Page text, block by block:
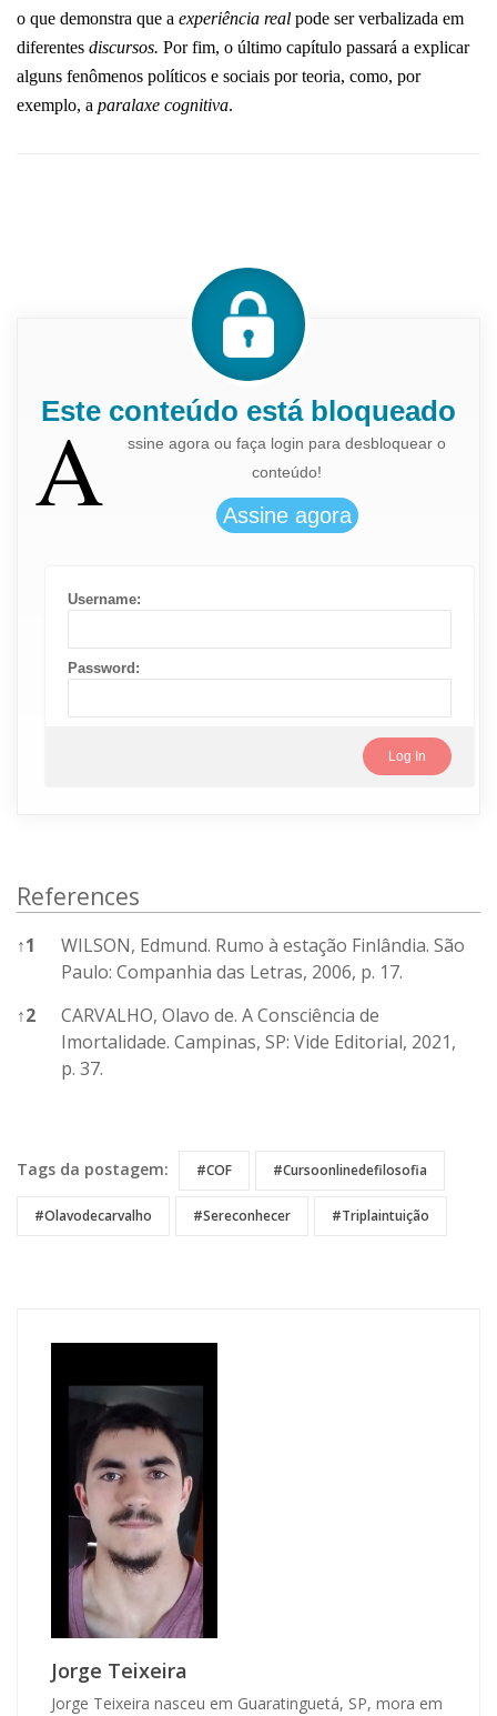
o que demonstra que a experiência real pode ser verbalizada em
diferentes discursos. Por fim, o último capítulo passará a explicar
alguns fenômenos políticos e sociais por teoria, como, por
exemplo, a paralaxe cognitiva.
Este conteúdo está bloqueado
A
ssine agora ou faça login para desbloquear o
conteúdo!
Username:
Password:
References
↑1
WILSON, Edmund. Rumo à estação Finlândia. São
Paulo: Companhia das Letras, 2006, p. 17.
↑2
CARVALHO, Olavo de. A Consciência de
Imortalidade. Campinas, SP: Vide Editorial, 2021,
p. 37.
Tags da postagem: #COF #cursoonlinedefilosofia
#Olavodecarvalho #Sereconhecer #Triplaintuição
Jorge Teixeira
Jorge Teixeira nasceu em Guaratinguetá, SP, mora em